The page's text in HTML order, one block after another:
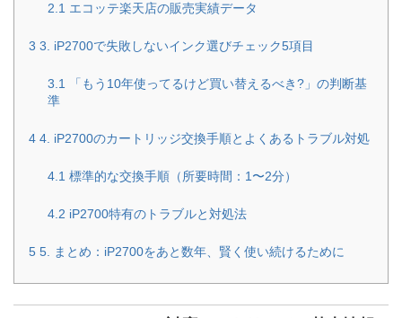
2.1 エコッテ楽天店の販売実績データ
3 3. iP2700で失敗しないインク選びチェック5項目
3.1 「もう10年使ってるけど買い替えるべき?」の判断基
準
4 4. iP2700のカートリッジ交換手順とよくあるトラブル対処
4.1 標準的な交換手順（所要時間：1〜2分）
4.2 iP2700特有のトラブルと対処法
5 5. まとめ：iP2700をあと数年、賢く使い続けるために